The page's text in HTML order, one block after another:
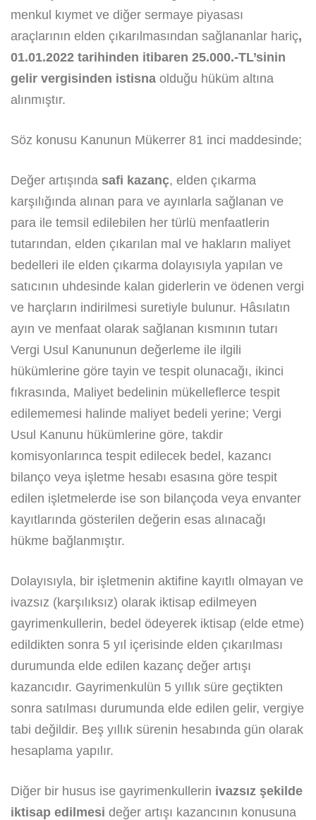
menkul kıymet ve diğer sermaye piyasası
araçlarının elden çıkarılmasından sağlananlar hariç,
01.01.2022 tarihinden itibaren 25.000.-TL’sinin
gelir vergisinden istisna olduğu hüküm altına
alınmıştır.
Söz konusu Kanunun Mükerrer 81 inci maddesinde;
Değer artışında safi kazanç, elden çıkarma
karşılığında alınan para ve ayınlarla sağlanan ve
para ile temsil edilebilen her türlü menfaatlerin
tutarından, elden çıkarılan mal ve hakların maliyet
bedelleri ile elden çıkarma dolayısıyla yapılan ve
satıcının uhdesinde kalan giderlerin ve ödenen vergi
ve harçların indirilmesi suretiyle bulunur. Hâsılatın
ayın ve menfaat olarak sağlanan kısmının tutarı
Vergi Usul Kanununun değerleme ile ilgili
hükümlerine göre tayin ve tespit olunacağı, ikinci
fıkrasında, Maliyet bedelinin mükelleflerce tespit
edilememesi halinde maliyet bedeli yerine; Vergi
Usul Kanunu hükümlerine göre, takdir
komisyonlarınca tespit edilecek bedel, kazancı
bilanço veya işletme hesabı esasına göre tespit
edilen işletmelerde ise son bilançoda veya envanter
kayıtlarında gösterilen değerin esas alınacağı
hükme bağlanmıştır.
Dolayısıyla, bir işletmenin aktifine kayıtlı olmayan ve
ivazsız (karşılıksız) olarak iktisap edilmeyen
gayrimenkullerin, bedel ödeyerek iktisap (elde etme)
edildikten sonra 5 yıl içerisinde elden çıkarılması
durumunda elde edilen kazanç değer artışı
kazancıdır. Gayrimenkulün 5 yıllık süre geçtikten
sonra satılması durumunda elde edilen gelir, vergiye
tabi değildir. Beş yıllık sürenin hesabında gün olarak
hesaplama yapılır.
Diğer bir husus ise gayrimenkullerin ivazsız şekilde
iktisap edilmesi değer artışı kazancının konusuna